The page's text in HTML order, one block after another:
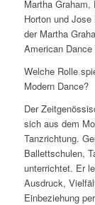
Martha Graham,
Horton und
der Martha
American
Welche Rolle
Modern Dance?
Der
sich aus dem
Tanzrichtung.
Ballettschulen,
unterrichtet. Er
Ausdruck,
Einbeziehung